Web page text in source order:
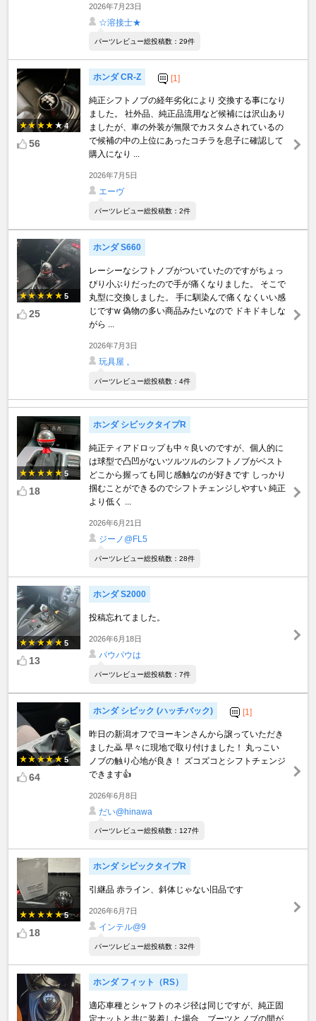
2026年7月23日
☆溶接士★
パーツレビュー総投稿数：29件
4
56
ホンダ CR-Z [1]
純正シフトノブの経年劣化により 交換する事になり
ました。 社外品、純正品流用など候補には沢山あり
ましたが、車の外装が無限でカスタムされているの
で候補の中の上位にあったコチラを息子に確認して
購入になり ...
2026年7月5日
エーヴ
パーツレビュー総投稿数：2件
5
25
ホンダ S660
レーシーなシフトノブがついていたのですがちょっ
ぴり小ぶりだったので手が痛くなりました。 そこで
丸型に交換しました。 手に馴染んで痛くなくいい感
じですw 偽物の多い商品みたいなので ドキドキしな
がら ...
2026年7月3日
玩具屋 。
パーツレビュー総投稿数：4件
5
18
ホンダ シビックタイプR
純正ティアドロップも中々良いのですが、個人的に
は球型で凸凹がないツルツルのシフトノブがベスト
どこから握っても同じ感触なのが好きです しっかり
掴むことができるのでシフトチェンジしやすい 純正
より低く ...
2026年6月21日
ジーノ@FL5
パーツレビュー総投稿数：28件
5
13
ホンダ S2000
投稿忘れてました。
2026年6月18日
パウパウは
パーツレビュー総投稿数：7件
5
64
ホンダ シビック (ハッチバック) [1]
昨日の新潟オフでヨーキンさんから譲っていただき
ました🙇 早々に現地で取り付けました！ 丸っこい
ノブの触り心地が良き！ ズコズコとシフトチェンジ
できます👍
2026年6月8日
だい@hinawa
パーツレビュー総投稿数：127件
5
18
ホンダ シビックタイプR
引継品 赤ライン、斜体じゃない旧品です
2026年6月7日
インテル@9
パーツレビュー総投稿数：32件
ホンダ フィット（RS）
適応車種とシャフトのネジ径は同じですが、純正固
定ナットと共に装着した場合、ブーツとノブの間が